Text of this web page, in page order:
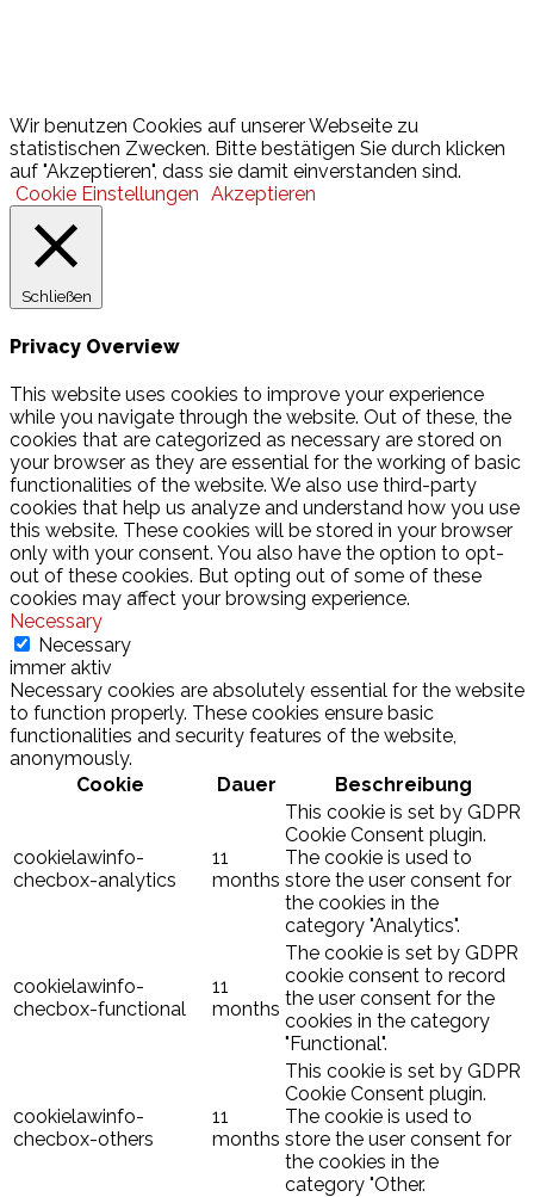
Wir benutzen Cookies auf unserer Webseite zu
statistischen Zwecken. Bitte bestätigen Sie durch klicken
auf "Akzeptieren", dass sie damit einverstanden sind.
Cookie Einstellungen Akzeptieren
Schließen
Privacy Overview
This website uses cookies to improve your experience
while you navigate through the website. Out of these, the
cookies that are categorized as necessary are stored on
your browser as they are essential for the working of basic
functionalities of the website. We also use third-party
cookies that help us analyze and understand how you use
this website. These cookies will be stored in your browser
only with your consent. You also have the option to opt-
out of these cookies. But opting out of some of these
cookies may affect your browsing experience.
Necessary
Necessary
immer aktiv
Necessary cookies are absolutely essential for the website
to function properly. These cookies ensure basic
functionalities and security features of the website,
anonymously.
Cookie
Dauer Beschreibung
cookielawinfo-
checbox-analytics
11
months
This cookie is set by GDPR
Cookie Consent plugin.
The cookie is used to
store the user consent for
the cookies in the
category "Analytics".
cookielawinfo-
checbox-functional
11
months
The cookie is set by GDPR
cookie consent to record
the user consent for the
cookies in the category
"Functional".
cookielawinfo-
checbox-others
11
months
This cookie is set by GDPR
Cookie Consent plugin.
The cookie is used to
store the user consent for
the cookies in the
category "Other.